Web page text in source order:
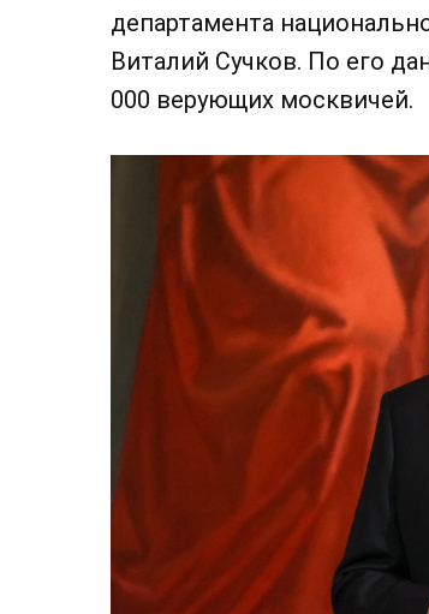
департамента
Виталий Сучков. По его
000 верующих москвичей.